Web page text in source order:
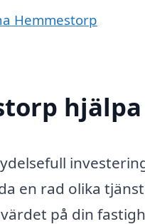
Hemmestorp
en rad olika
på din